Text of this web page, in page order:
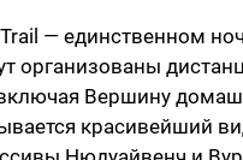
— единственном
организованы
Вершину
красивейший